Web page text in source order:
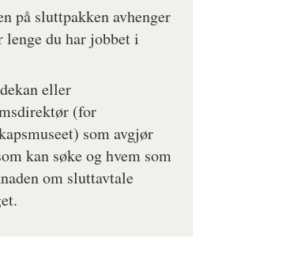
på sluttpakken avhenger
lenge du har jobbet i
eller
(for
som avgjør
kan søke og hvem som
om sluttavtale